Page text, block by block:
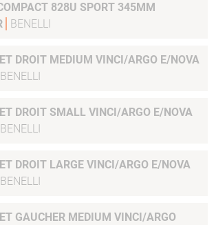
828U SPORT 345MM
BENELLI
DROIT MEDIUM VINCI/ARGO E/NOVA
BENELLI
DROIT SMALL VINCI/ARGO E/NOVA
BENELLI
DROIT LARGE VINCI/ARGO E/NOVA
BENELLI
GAUCHER MEDIUM VINCI/ARGO